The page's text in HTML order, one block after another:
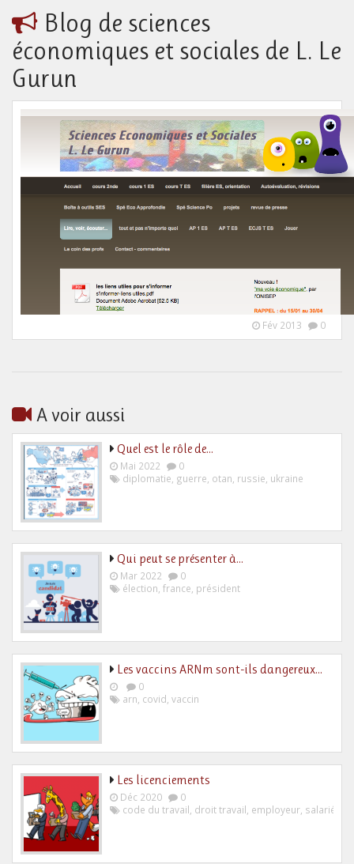
Blog de sciences
économiques et sociales de L. Le
Gurun
Fév 2013 0
A voir aussi
Quel est le rôle de…
Mai 2022
0
diplomatie guerre otan russie ukraine
Qui peut se présenter à…
Mar 2022
0
élection france président
Les vaccins ARNm sont-ils dangereux…
0
arn covid vaccin
Les licenciements
Déc 2020
0
code du travail droit travail employeur salarié